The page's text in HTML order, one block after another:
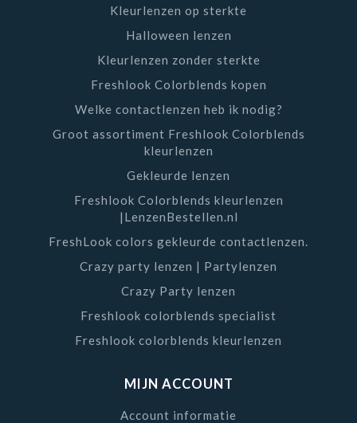
Kleurlenzen op sterkte
Halloween lenzen
Kleurlenzen zonder sterkte
Freshlook Colorblends kopen
Welke contactlenzen heb ik nodig?
Groot assortiment Freshlook Colorblends
kleurlenzen
Gekleurde lenzen
Freshlook Colorblends kleurlenzen
|LenzenBestellen.nl
FreshLook colors gekleurde contactlenzen.
Crazy party lenzen | Partylenzen
Crazy Party lenzen
Freshlook colorblends specialist
Freshlook colorblends kleurlenzen
MIJN ACCOUNT
Account informatie